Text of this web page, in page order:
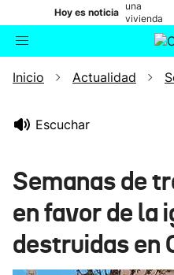
Hoy es noticia
una
vivienda
de Bilbao
Buscador
Inicio Actualidad
Escuchar
Semanas de
en favor de la
destruidas en